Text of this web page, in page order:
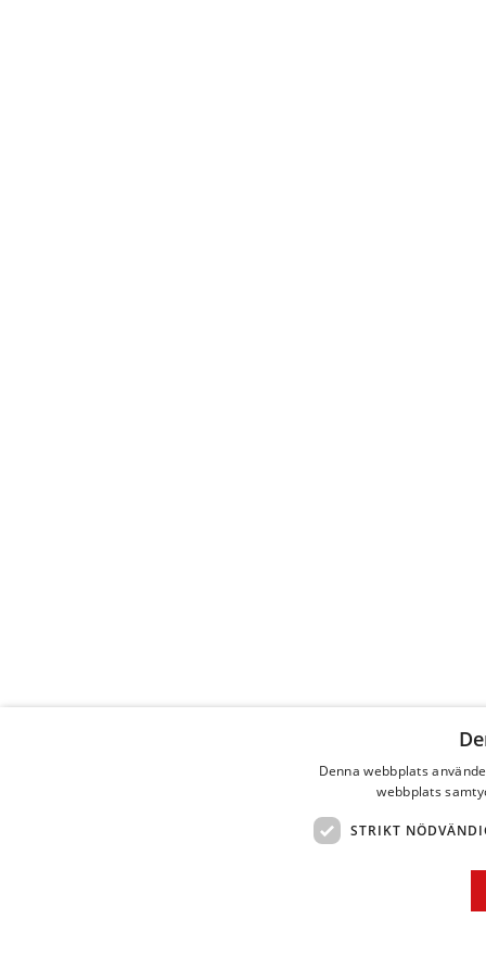
Denna webbplats
webbplats
STRIKT